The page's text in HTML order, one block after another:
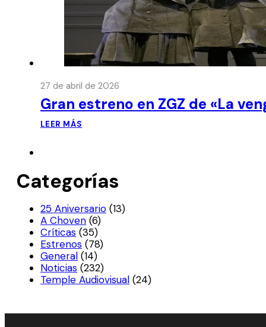
27 de abril de 2026
Gran estreno en ZGZ de «La
LEER MÁS
Categorías
25 Aniversario (13)
A Choven (6)
Críticas (35)
Estrenos (78)
General (14)
Noticias (232)
Temple Audiovisual (24)